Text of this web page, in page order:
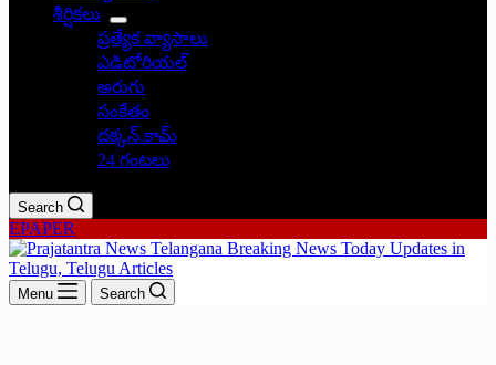
శీర్షికలు
ప్రత్యేక వ్యాసాలు
ఎడిటోరియల్
అరుగు
సంకేతం
దక్కన్.కామ్
24 గంటలు
Search
EPAPER
Menu Search